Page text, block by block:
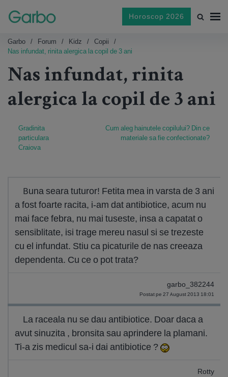
Horoscop 2026
Garbo Forum Kidz
Copii
Nas infundat, rinita alergica la copil de 3 ani
Nas infundat, rinita
alergica la copil de 3 ani
Gradinita
particulara
Craiova
Cum aleg hainutele copilului? Din ce
materiale sa fie confectionate?
Buna seara tuturor! Fetita mea in varsta de 3 ani
a fost foarte racita, i-am dat antibiotice, acum nu
mai face febra, nu mai tuseste, insa a capatat o
sensiblitate, isi trage mereu nasul si se trezeste
cu el infundat. Stiu ca picaturile de nas creeaza
dependenta. Cu ce o pot trata?
garbo_382244
Postat pe 27 August 2013 18:01
La raceala nu se dau antibiotice. Doar daca a
avut sinuzita , bronsita sau aprindere la plamani.
Ti-a zis medicul sa-i dai antibiotice ?
Rotty